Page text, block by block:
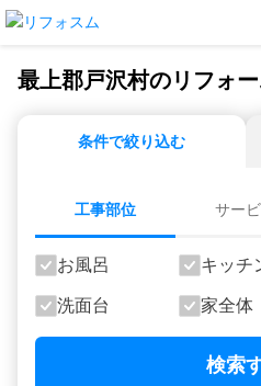
最上郡戸沢村のリフォ
条件で絞り込む
工事部位 サー
お風呂 キッチ
洗面台 家全体
検索